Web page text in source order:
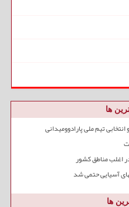
ها
تیم ملی پارادوومیدانی
اغلب مناطق کشور
آسیایی حتمی شد
ها